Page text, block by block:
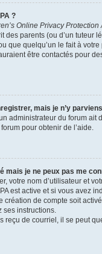
?
Online Privacy Protection
des parents (ou d’un tuteur
que quelqu’un le fait à
être contactés pour
mais je n’y
administrateur du forum
pour obtenir de l’aide.
mais je ne peux pas me
votre nom d’utilisateur et
est active et si vous avez
création de compte soit
ses instructions.
reçu de courriel, il se peut